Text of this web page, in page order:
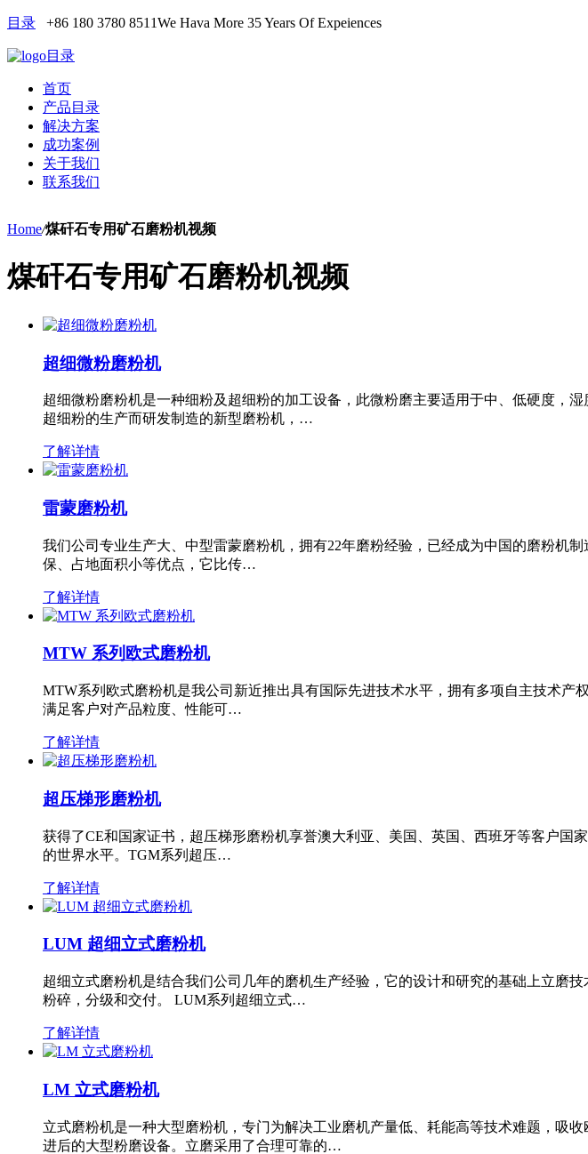
目录 +86 180 3780 8511We Hava More 35 Years Of Expeiences
目录
首页
产品目录
解决方案
成功案例
关于我们
联系我们
Home/煤矸石专用矿石磨粉机视频
煤矸石专用矿石磨粉机视频
超细微粉磨粉机
超细微粉磨粉机是一种细粉及超细粉的加工设备，此微粉磨主要适用于中、低硬度，
超细粉的生产而研发制造的新型磨粉机，…
了解详情
雷蒙磨粉机
我们公司专业生产大、中型雷蒙磨粉机，拥有22年磨粉经验，已经成为中国的磨粉机
保、占地面积小等优点，它比传…
了解详情
MTW 系列欧式磨粉机
MTW系列欧式磨粉机是我公司新近推出具有国际先进技术水平，拥有多项自主技术
满足客户对产品粒度、性能可…
了解详情
超压梯形磨粉机
获得了CE和国家证书，超压梯形磨粉机享誉澳大利亚、美国、英国、西班牙等客户
的世界水平。TGM系列超压…
了解详情
LUM 超细立式磨粉机
超细立式磨粉机是结合我们公司几年的磨机生产经验，它的设计和研究的基础上立磨
粉碎，分级和交付。 LUM系列超细立式…
了解详情
LM 立式磨粉机
立式磨粉机是一种大型磨粉机，专门为解决工业磨机产量低、耗能高等技术难题，吸
进后的大型粉磨设备。立磨采用了合理可靠的…